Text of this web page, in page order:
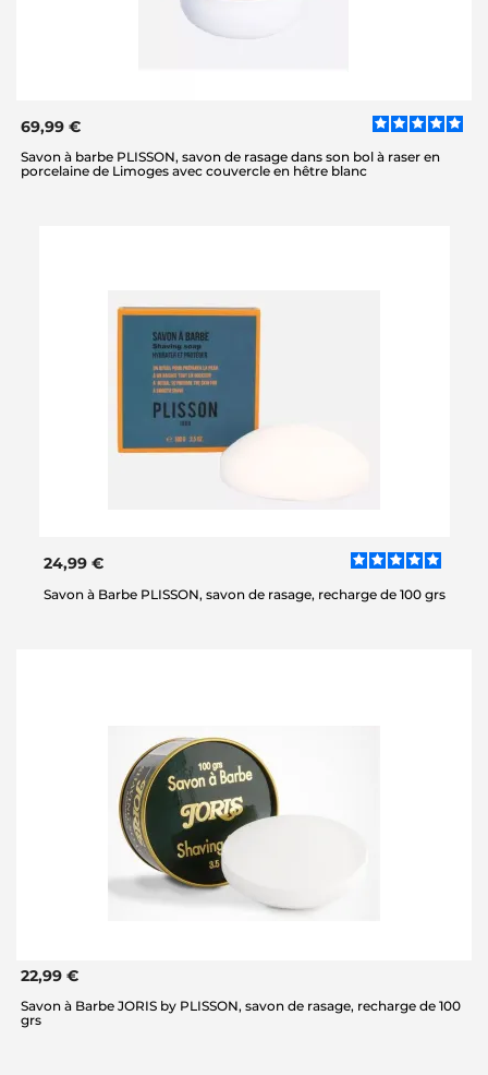
69,99 €
Savon à barbe PLISSON, savon de rasage dans son bol à raser en
porcelaine de Limoges avec couvercle en hêtre blanc
24,99 €
Savon à Barbe PLISSON, savon de rasage, recharge de 100 grs
22,99 €
Savon à Barbe JORIS by PLISSON, savon de rasage, recharge de 100
grs